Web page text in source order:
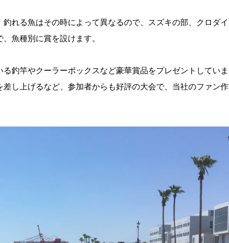
れる魚はその時によって異なるので、スズキの部、クロダイ
魚種別に賞を設けます。
釣竿やクーラーボックスなど豪華賞品をプレゼントしていま
し上げるなど、参加者からも好評の大会で、当社のファン作